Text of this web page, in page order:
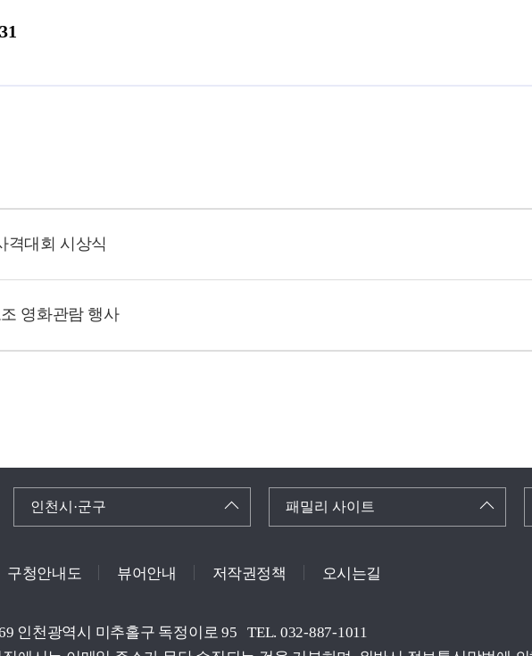
31
격대회 시상식
영화관람 행사
인천시·군구 패밀리 사이트
구청안내도 뷰어안내 저작권정책 오시는길
인천광역시 미추홀구 독정이로 95
TEL. 032-887-1011